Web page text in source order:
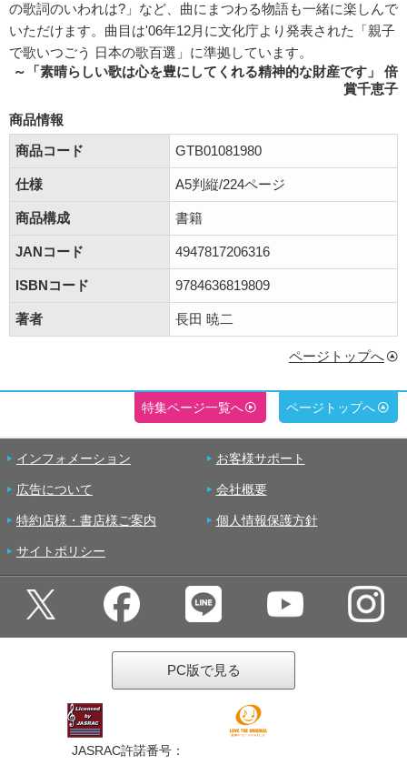
の歌詞のいわれは?」など、曲にまつわる物語も一緒に楽しんで
いただけます。曲目は'06年12月に文化庁より発表された「親子
で歌いつごう 日本の歌百選」に準拠しています。
～「素晴らしい歌は心を豊にしてくれる精神的な財産です」 倍
賞千恵子
商品情報
商品コード
GTB01081980
仕様 A5判縦/224ページ
商品構成 書籍
JANコード 4947817206316
ISBNコード 9784636819809
著者 長田 暁二
ページトップへ
特集ページ一覧へ ページトップへ
インフォメーション お客様サポート
広告について 会社概要
特約店様・書店様ご案内 個人情報保護方針
サイトポリシー
PC版で見る
JASRAC許諾番号：